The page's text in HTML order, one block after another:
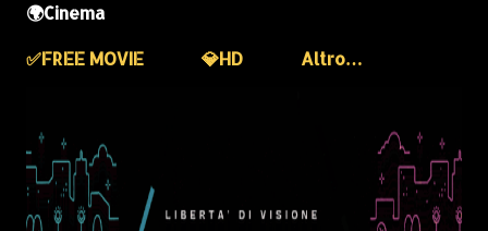
🌍Cinema
✅️FREE MOVIE
💎HD Altro…